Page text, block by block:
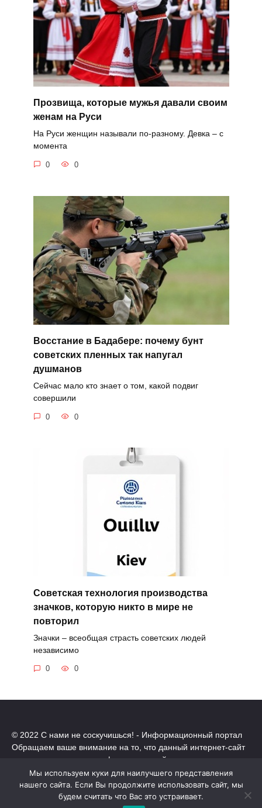
Прозвища, которые мужья давали своим
женам на Руси
На Руси женщин называли по-разному. Девка – с
момента
0 0
Восстание в Бадабере: почему бунт
советских пленных так напугал
душманов
Сейчас мало кто знает о том, какой подвиг
совершили
0 0
Советская технология производства
значков, которую никто в мире не
повторил
Значки – всеобщая страсть советских людей
независимо
0 0
© 2022 С нами не соскучишься! - Информационный портал
Обращаем ваше внимание на то, что данный интернет-сайт
носит исключительно информационный характер.
Все торговые марки принадлежат их владельцам. Все права
защищены.
Политика конфиденциальности
Мы используем куки для наилучшего представления
нашего сайта. Если Вы продолжите использовать сайт, мы
будем считать что Вас это устраивает.